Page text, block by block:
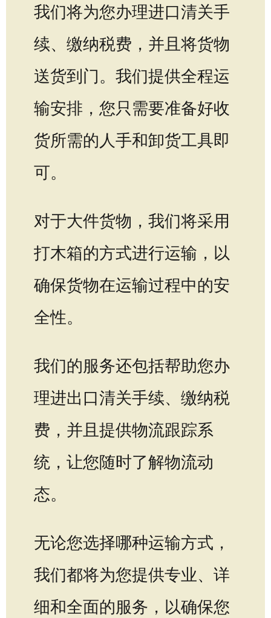
我们将为您办理进口清关手
续、缴纳税费，并且将货物
送货到门。我们提供全程运
输安排，您只需要准备好收
货所需的人手和卸货工具即
可。
对于大件货物，我们将采用
打木箱的方式进行运输，以
确保货物在运输过程中的安
全性。
我们的服务还包括帮助您办
理进出口清关手续、缴纳税
费，并且提供物流跟踪系
统，让您随时了解物流动
态。
无论您选择哪种运输方式，
我们都将为您提供专业、详
细和全面的服务，以确保您